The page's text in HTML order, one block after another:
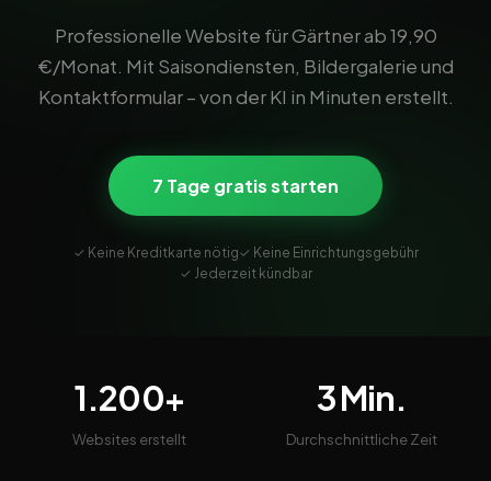
Professionelle Website für Gärtner ab 19,90
€/Monat. Mit Saisondiensten, Bildergalerie und
Kontaktformular – von der KI in Minuten erstellt.
7 Tage gratis starten
✓ Keine Kreditkarte nötig✓ Keine Einrichtungsgebühr
✓ Jederzeit kündbar
1.200+
Websites erstellt
3 Min.
Durchschnittliche Zeit